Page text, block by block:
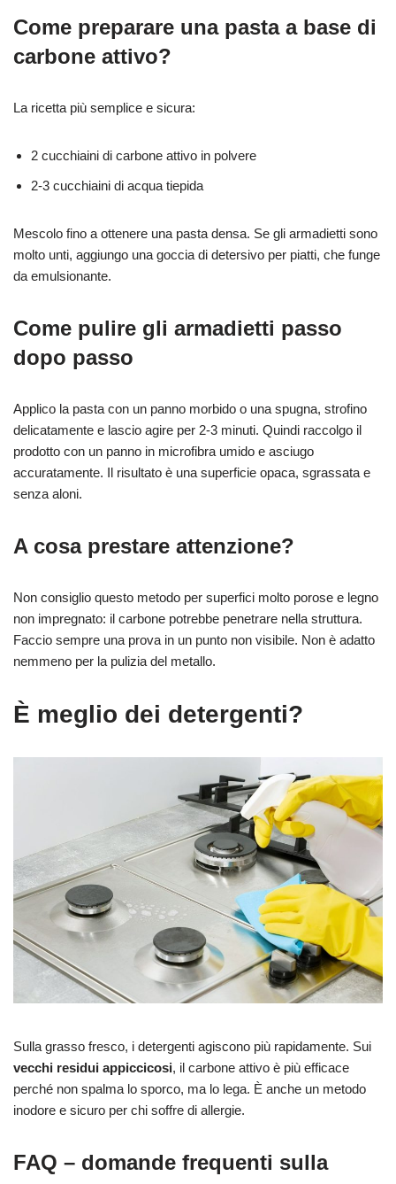
Come preparare una pasta a base di
carbone attivo?
La ricetta più semplice e sicura:
2 cucchiaini di carbone attivo in polvere
2-3 cucchiaini di acqua tiepida
Mescolo fino a ottenere una pasta densa. Se gli armadietti sono
molto unti, aggiungo una goccia di detersivo per piatti, che funge
da emulsionante.
Come pulire gli armadietti passo
dopo passo
Applico la pasta con un panno morbido o una spugna, strofino
delicatamente e lascio agire per 2-3 minuti. Quindi raccolgo il
prodotto con un panno in microfibra umido e asciugo
accuratamente. Il risultato è una superficie opaca, sgrassata e
senza aloni.
A cosa prestare attenzione?
Non consiglio questo metodo per superfici molto porose e legno
non impregnato: il carbone potrebbe penetrare nella struttura.
Faccio sempre una prova in un punto non visibile. Non è adatto
nemmeno per la pulizia del metallo.
È meglio dei detergenti?
Sulla grasso fresco, i detergenti agiscono più rapidamente. Sui
vecchi residui appiccicosi, il carbone attivo è più efficace
perché non spalma lo sporco, ma lo lega. È anche un metodo
inodore e sicuro per chi soffre di allergie.
FAQ – domande frequenti sulla